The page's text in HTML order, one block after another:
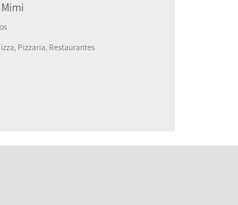
Pizzaria, Restaurantes